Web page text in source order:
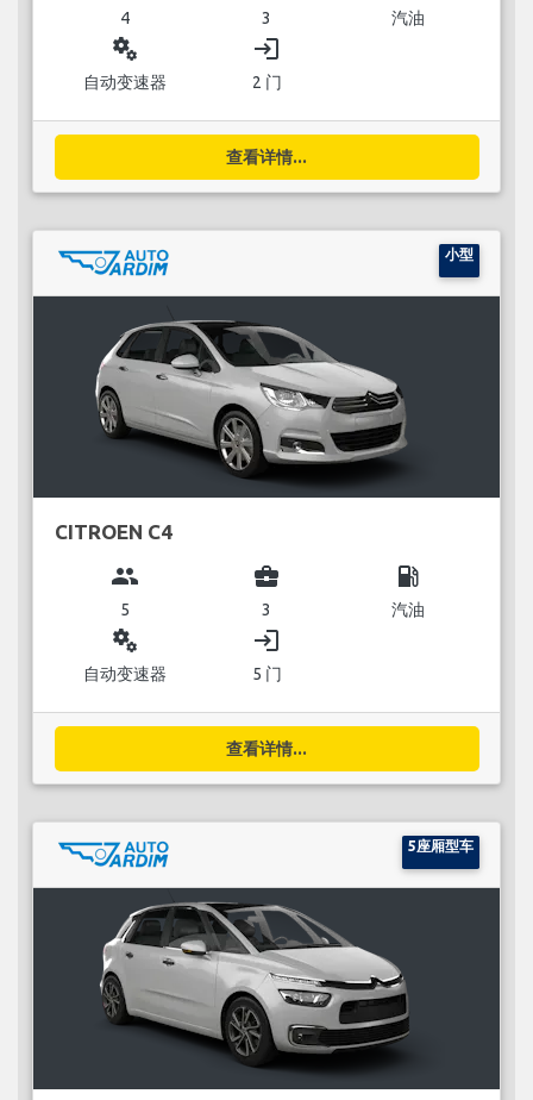
4 3 汽油
miscellaneous_services
自动变速器
login
2 门
查看详情...
小型
CITROEN C4
group
5
business_center
3
local_gas_station
汽油
miscellaneous_services
自动变速器
login
5 门
查看详情...
5座厢型车